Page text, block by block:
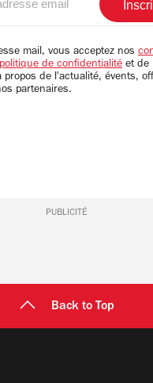
mail, vous acceptez nos
politique de confidentialité et de
propos de l'actualité, évents,
partenaires.
PUBLICITÉ
Back to Top